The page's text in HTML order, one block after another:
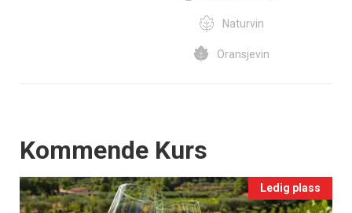
Naturvin
Oransjevin
Events
Kommende Kurs
Ledig plass